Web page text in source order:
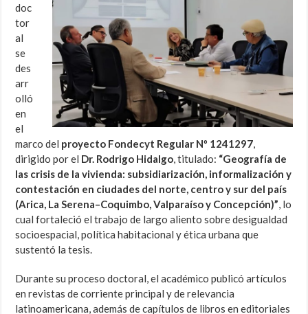
doc
tor
al
se
des
arr
olló
en
el
marco del proyecto Fondecyt Regular Nº 1241297,
dirigido por el Dr. Rodrigo Hidalgo, titulado: “Geografía de
las crisis de la vivienda: subsidiarización, informalización y
contestación en ciudades del norte, centro y sur del país
(Arica, La Serena–Coquimbo, Valparaíso y Concepción)”, lo
cual fortaleció el trabajo de largo aliento sobre desigualdad
socioespacial, política habitacional y ética urbana que
sustentó la tesis.
Durante su proceso doctoral, el académico publicó artículos
en revistas de corriente principal y de relevancia
latinoamericana, además de capítulos de libros en editoriales